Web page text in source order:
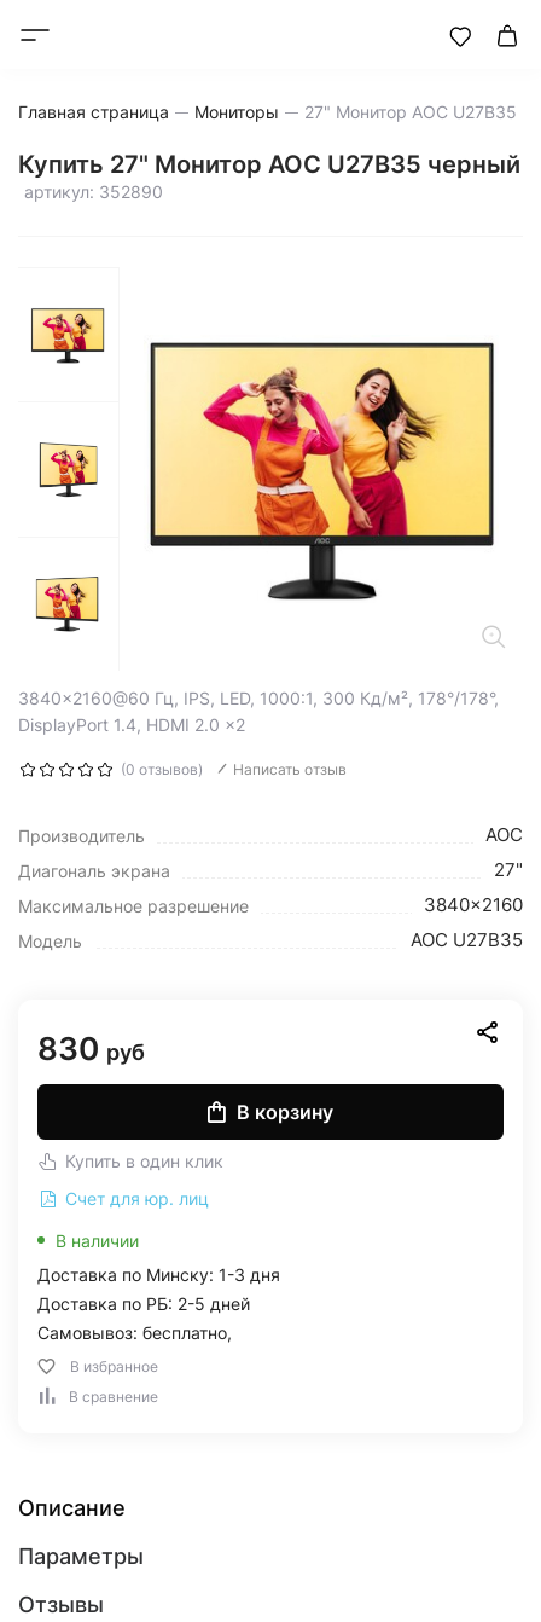
Главная страница Мониторы 27" Монитор AOC U27B35
Купить 27" Монитор AOC U27B35 черный
артикул: 352890
3840x2160@60 Гц, IPS, LED, 1000:1, 300 Кд/м², 178°/178°,
DisplayPort 1.4, HDMI 2.0 x2
(0 отзывов) Написать отзыв
Производитель AOC
Диагональ экрана 27"
Максимальное разрешение 3840x2160
Модель AOC U27B35
830 руб
В корзину
Купить в один клик
Счет для юр. лиц
В наличии
Доставка по Минску: 1-3 дня
Доставка по РБ: 2-5 дней
Самовывоз: бесплатно,
В избранное
В сравнение
Описание
Параметры
Отзывы